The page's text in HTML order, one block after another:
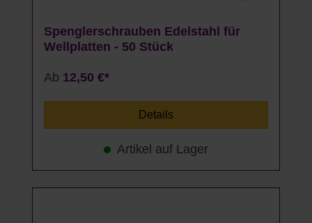
Spenglerschrauben Edelstahl für
Wellplatten - 50 Stück
Ab 12,50 €*
Details
Artikel auf Lager